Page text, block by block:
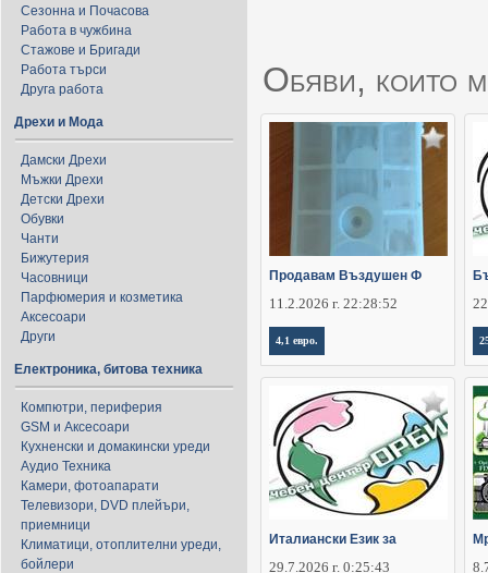
Сезонна и Почасова
Работа в чужбина
Стажове и Бригади
Работа търси
Друга работа
Дрехи и Мода
Дамски Дрехи
Мъжки Дрехи
Детски Дрехи
Обувки
Чанти
Бижутерия
Часовници
Парфюмерия и козметика
Аксесоари
Други
Електроника, битова техника
Компютри, периферия
GSM и Аксесоари
Кухненски и домакински уреди
Аудио Техника
Камери, фотоапарати
Телевизори, DVD плейъри,
приемници
Климатици, отоплителни уреди,
бойлери
Обяви, които
Продавам Въздушен Ф
11.2.2026 г. 22:28:52
4,1 евро.
Италиански Език за
29.7.2026 г. 0:25:43